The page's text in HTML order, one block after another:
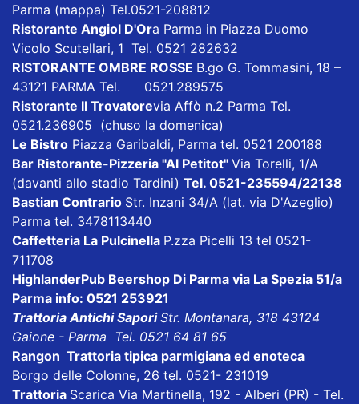
Parma (mappa) Tel.0521-208812
Ristorante Angiol D'Ora Parma in Piazza Duomo
Vicolo Scutellari, 1 Tel. 0521 282632
RISTORANTE OMBRE ROSSE B.go G. Tommasini, 18 –
43121 PARMA Tel. 0521.289575
Ristorante Il Trovatorevia Affò n.2 Parma Tel.
0521.236905 (chuso la domenica)
Le Bistro Piazza Garibaldi, Parma tel. 0521 200188
Bar Ristorante-Pizzeria "Al Petitot" Via Torelli, 1/A
(davanti allo stadio Tardini) Tel. 0521-235594/22138
Bastian Contrario Str. Inzani 34/A (lat. via D'Azeglio)
Parma tel. 3478113440
Caffetteria La Pulcinella P.zza Picelli 13 tel 0521-
711708
HighlanderPub Beershop Di Parma via La Spezia 51/a
Parma info: 0521 253921
Trattoria Antichi SaporiStr. Montanara, 318 43124
Gaione - Parma Tel. 0521 64 81 65
Rangon Trattoria tipica parmigiana ed enoteca
Borgo delle Colonne, 26 tel. 0521- 231019
Trattoria Scarica Via Martinella, 192 - Alberi (PR) - Tel.